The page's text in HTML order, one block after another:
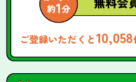
ご登録いただくと10,058